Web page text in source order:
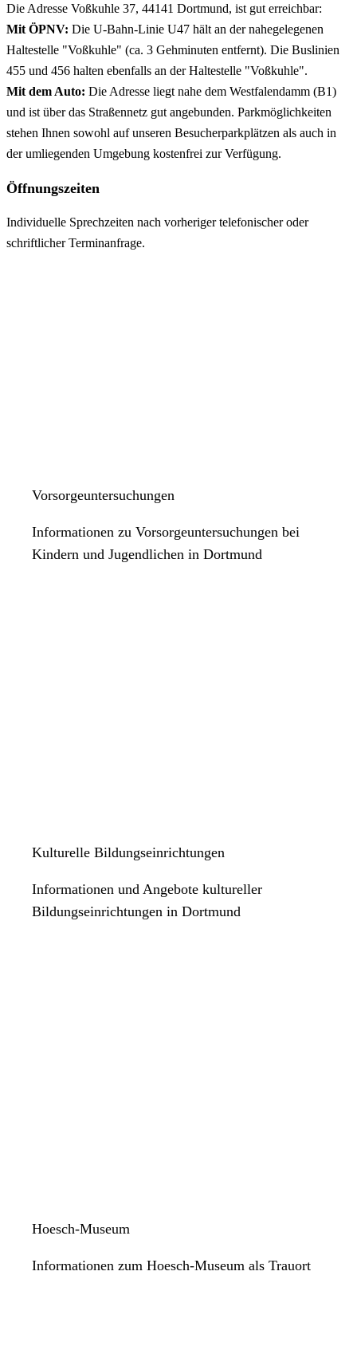
Die Adresse Voßkuhle 37, 44141 Dortmund, ist gut erreichbar:
Mit ÖPNV: Die U-Bahn-Linie U47 hält an der nahegelegenen
Haltestelle "Voßkuhle" (ca. 3 Gehminuten entfernt). Die Buslinien
455 und 456 halten ebenfalls an der Haltestelle "Voßkuhle".
Mit dem Auto: Die Adresse liegt nahe dem Westfalendamm (B1)
und ist über das Straßennetz gut angebunden. Parkmöglichkeiten
stehen Ihnen sowohl auf unseren Besucherparkplätzen als auch in
der umliegenden Umgebung kostenfrei zur Verfügung.
Öffnungszeiten
Individuelle Sprechzeiten nach vorheriger telefonischer oder
schriftlicher Terminanfrage.
Vorsorgeuntersuchungen
Informationen zu Vorsorgeuntersuchungen bei
Kindern und Jugendlichen in Dortmund
Kulturelle Bildungseinrichtungen
Informationen und Angebote kultureller
Bildungseinrichtungen in Dortmund
Hoesch-Museum
Informationen zum Hoesch-Museum als Trauort